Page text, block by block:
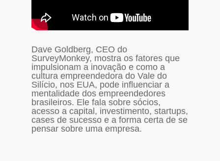
Dave Goldberg, CEO do
SurveyMonkey, mostra os fatores que
impulsionam a inovação e como a
cultura empreendedora do Vale do
Silício, nos EUA, pode influenciar a
mentalidade dos empreendedores
brasileiros. Ele fala sobre sócios,
acesso a capital, investimento, startups,
cases de sucesso e a forma certa de se
pensar sobre uma empresa.